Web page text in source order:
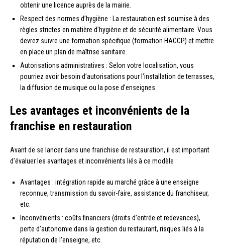
obtenir une licence auprès de la mairie.
Respect des normes d’hygiène : La restauration est soumise à des
règles strictes en matière d’hygiène et de sécurité alimentaire. Vous
devrez suivre une formation spécifique (formation HACCP) et mettre
en place un plan de maîtrise sanitaire.
Autorisations administratives : Selon votre localisation, vous
pourriez avoir besoin d’autorisations pour l’installation de terrasses,
la diffusion de musique ou la pose d’enseignes.
Les avantages et inconvénients de la
franchise en restauration
Avant de se lancer dans une franchise de restauration, il est important
d’évaluer les avantages et inconvénients liés à ce modèle :
Avantages : intégration rapide au marché grâce à une enseigne
reconnue, transmission du savoir-faire, assistance du franchiseur,
etc.
Inconvénients : coûts financiers (droits d’entrée et redevances),
perte d’autonomie dans la gestion du restaurant, risques liés à la
réputation de l’enseigne, etc.